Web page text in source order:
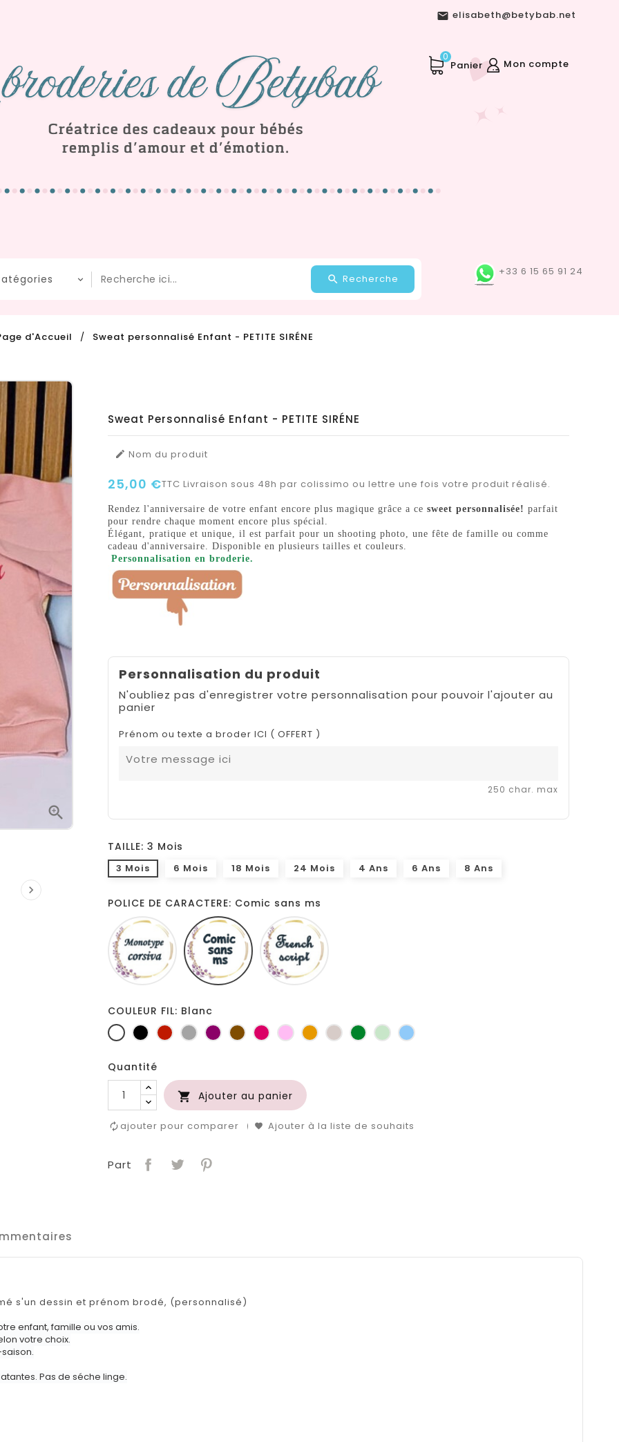
 elisabeth@betybab.net
Mon compte
Panier
0
+33 6 15 65 91 24
Recherche
d'Accueil Sweat personnalisé Enfant - PETITE SIRÉNE


Sweat Personnalisé Enfant - PETITE SIRÉNE
 Nom du produit
25,00 €TTC Livraison sous 48h par colissimo ou lettre une fois votre produit réalisé.
Rendez l'anniversaire de votre enfant encore plus magique grâce a ce sweet personnalisée! parfait
pour rendre chaque moment encore plus spécial.
Élégant, pratique et unique, il est parfait pour un shooting photo, une fête de famille ou comme
cadeau d'anniversaire. Disponible en plusieurs tailles et couleurs.
Personnalisation en broderie.
Personnalisation du produit
N'oubliez pas d'enregistrer votre personnalisation pour pouvoir l'ajouter au
panier
Prénom ou texte a broder ICI ( OFFERT )
250 char. max
TAILLE: 3 Mois
3 Mois 6 Mois 18 Mois 24 Mois 4 Ans 6 Ans 8 Ans
POLICE DE CARACTERE: Comic sans ms
Monotype
corsiva
Comic
sans
ms
COULEUR FIL: Blanc
BlancNoir RougeGris
clair
PruneMarronFuchsia
RoseJaune
d'or
FicelleVert
bouteille
Vert
d'eau
Bleu
Quantité
 Ajouter au panier
ajouter pour comparer Ajouter à la liste de souhaits
Part
s'un dessin et prénom brodé, (personnalisé)
enfant, famille ou vos amis.
votre choix.
Pas de séche linge.